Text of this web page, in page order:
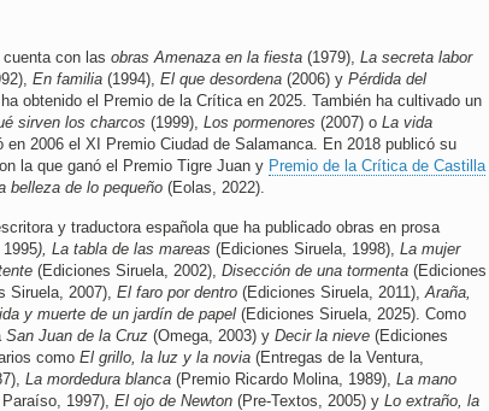
con las obras Amenaza en la fiesta (1979), La secreta labor
En familia (1994), El que desordena (2006) y Pérdida del
ha obtenido el Premio de la Crítica en 2025. También ha cultivado un
sirven los charcos (1999), Los pormenores (2007) o La vida
en 2006 el XI Premio Ciudad de Salamanca. En 2018 publicó su
la que ganó el Premio Tigre Juan y Premio de la Crítica de Castilla
belleza de lo pequeño (Eolas, 2022).
y traductora española que ha publicado obras en prosa
), La tabla de las mareas (Ediciones Siruela, 1998), La mujer
(Ediciones Siruela, 2002), Disección de una tormenta (Ediciones
Siruela, 2007), El faro por dentro (Ediciones Siruela, 2011), Araña,
y muerte de un jardín de papel (Ediciones Siruela, 2025). Como
San Juan de la Cruz (Omega, 2003) y Decir la nieve (Ediciones
como El grillo, la luz y la novia (Entregas de la Ventura,
La mordedura blanca (Premio Ricardo Molina, 1989), La mano
1997), El ojo de Newton (Pre-Textos, 2005) y Lo extraño, la